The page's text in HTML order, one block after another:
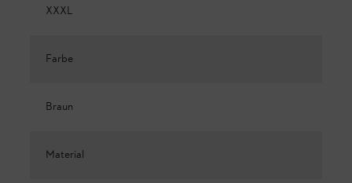
XXXL
Farbe
Braun
Material